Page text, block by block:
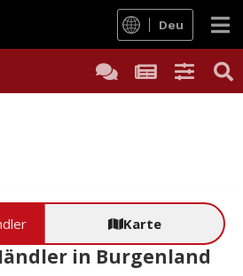
Deu
Karte
in Burgenland